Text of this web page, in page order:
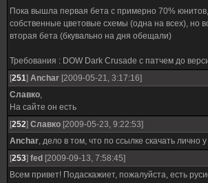
Пока вышла первая бета с примерно 70%
собственные цветовые схемы (одна на всех), но
вторая бета (бкувально на дня обещали)
Требования : DOW Dark Crusade с патчем до
[251] Anchar [2009-05-21, 3:17:16]
Славко,
На сайте он есть
[252] Славко [2009-05-23, 9:22:53]
Anchar, дело в том, что по ссылке скачать лично
[253] fed [2009-09-13, 7:58:45]
Всем привет! Подаскажиет, пожалуйста, есть